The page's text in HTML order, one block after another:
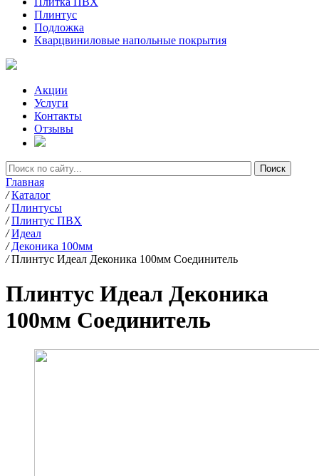
Плинтус
Подложка
Кварцвиниловые напольные покрытия
Акции
Услуги
Контакты
Отзывы
Главная
/ Каталог
/ Плинтусы
/ Плинтус ПВХ
/ Идеал
/ Деконика 100мм
/ Плинтус Идеал Деконика 100мм Соединитель
Плинтус Идеал Деконика
100мм Соединитель